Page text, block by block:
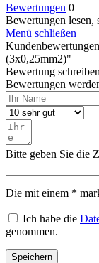
Bewertungen 0
Bewertungen lesen,
Menü schließen
(3x0,25mm2)"
Bewertung schreiben
Bewertungen
Bitte geben Sie die
Die mit einem *
Ich habe die
genommen.
Speichern